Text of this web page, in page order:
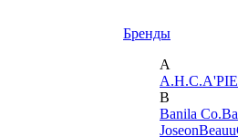
Бренды
A
A.H.C.
B
Banila Co.
Joseon